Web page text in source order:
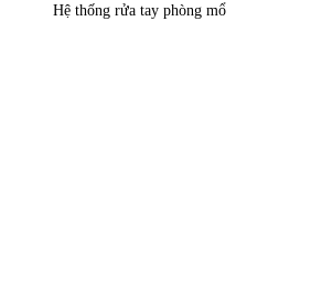
Hệ thống rửa tay phòng mổ